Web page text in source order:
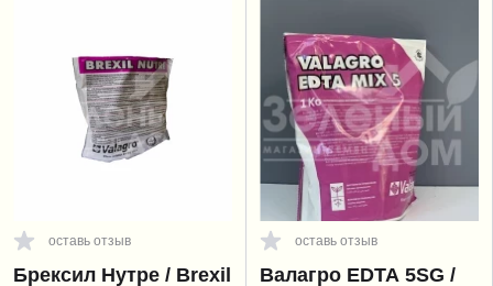
оставь отзыв
Брексил Нутре / Brexil
оставь отзыв
Валагро EDTA 5SG /